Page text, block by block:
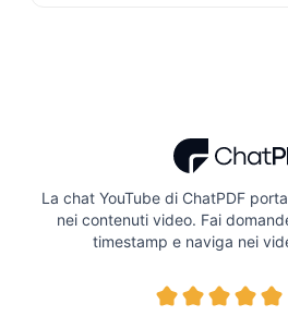
La chat YouTube di ChatPDF
nei contenuti video. Fai
timestamp e naviga nei